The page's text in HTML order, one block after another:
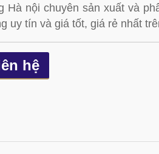
Hà nội chuyên sản xuất và
uy tín và giá tốt, giá rẻ nhất
hệ